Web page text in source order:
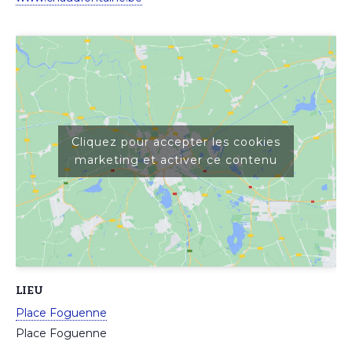
LIEU
Place Foguenne
Place Foguenne
Cliquez pour accepter les cookies
marketing et activer ce contenu